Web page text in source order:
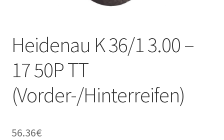
Heidenau K 36/1 3.00 –
17 50P TT
(Vorder-/Hinterreifen)
56.36€